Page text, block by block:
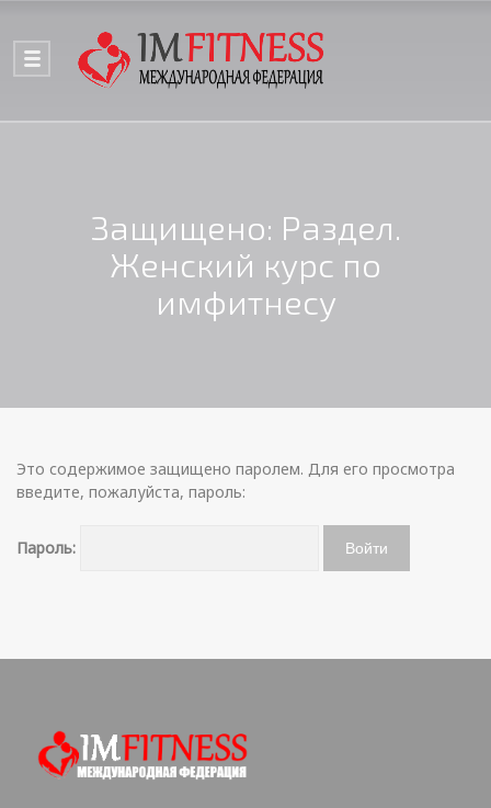
Защищено: Раздел.
Женский курс по
имфитнесу
Это содержимое защищено паролем. Для его просмотра
введите, пожалуйста, пароль:
Пароль: